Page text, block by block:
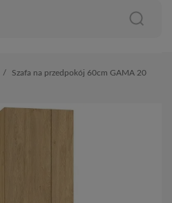
Szafa na przedpokój 60cm GAMA 20